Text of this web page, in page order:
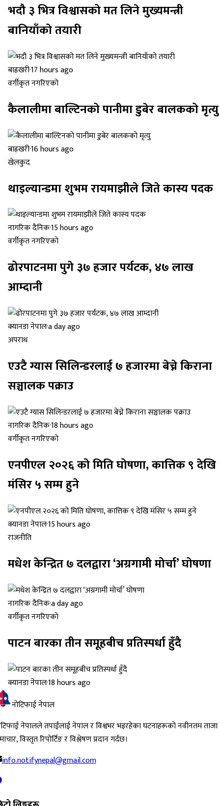
भदौ ३ भित्र विश्वासको मत लिने मुख्यमन्त्री
बानियाँको तयारी
बाह्रखरी·17 hours ago
वर्गीकृत नगरिएको
कैलालीमा बाल्टिनको पानीमा डुबेर बालकको मृत्यु
बाह्रखरी·16 hours ago
खेलकुद
थाइल्यान्डमा शुभम रायमाझीले जिते कास्य पदक
नागरिक दैनिक·15 hours ago
वर्गीकृत नगरिएको
ढोरपाटनमा पुगे ३७ हजार पर्यटक, ४७ लाख
आम्दानी
क्यानडा नेपाल·a day ago
अपराध
एउटै ग्यास सिलिन्डरलाई ७ हजारमा बेच्ने किराना
सञ्चालक पक्राउ
नागरिक दैनिक·18 hours ago
वर्गीकृत नगरिएको
एनपीएल २०२६ को मिति घोषणा, कात्तिक ९ देखि
मंसिर ५ सम्म हुने
क्यानडा नेपाल·15 hours ago
राजनीति
मधेश केन्द्रित ७ दलद्वारा ‘अग्रगामी मोर्चा’ घोषणा
नागरिक दैनिक·a day ago
वर्गीकृत नगरिएको
पाटन बारका तीन समूहबीच प्रतिस्पर्धा हुँदै
क्यानडा नेपाल·18 hours ago
नोटिफाई नेपाल
नेपालले तपाईंलाई नेपाल र विश्वभर भइरहेका घटनाहरूको नवीनतम ताजा
विस्तृत रिपोर्टिङ र विश्लेषण प्रदान गर्दछ।
info.notifynepal@gmail.com